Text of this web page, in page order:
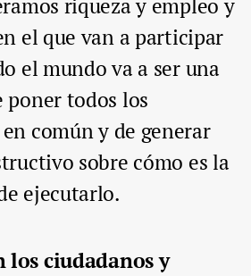
riqueza y empleo y
el que van a participar
el mundo va a ser una
todos los
común y de generar
sobre cómo es la
ejecutarlo.
los ciudadanos y